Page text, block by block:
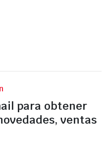
para obtener
ventas